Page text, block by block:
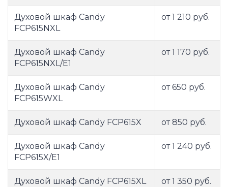
Духовой шкаф Candy
FCP615NXL
от 1 210 руб.
Духовой шкаф Candy
FCP615NXL/E1
от 1 170 руб.
Духовой шкаф Candy
FCP615WXL
от 650 руб.
Духовой шкаф Candy FCP615X от 850 руб.
Духовой шкаф Candy
FCP615X/E1
от 1 240 руб.
Духовой шкаф Candy FCP615XL от 1 350 руб.